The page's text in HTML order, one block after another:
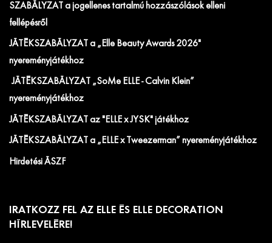
SZABÁLYZAT a jogellenes tartalmú hozzászólások elleni
fellépésről
JÁTÉKSZABÁLYZAT a „Elle Beauty Awards 2026"
nyereményjátékhoz
JÁTÉKSZABÁLYZAT „SoMe ELLE - Calvin Klein”
nyereményjátékhoz
JÁTÉKSZABÁLYZAT az "ELLE x JYSK" játékhoz
JÁTÉKSZABÁLYZAT a „ELLE x Tweezerman” nyereményjátékhoz
Hirdetési ÁSZF
IRATKOZZ FEL AZ ELLE ÉS ELLE DECORATION
HÍRLEVELÉRE!